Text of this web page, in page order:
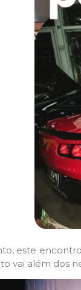
este
vai além dos